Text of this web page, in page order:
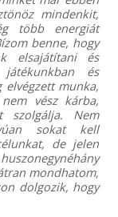
mindenkit,
több energiát
benne, hogy
elsajátítani és
játékunkban és
munka,
vész kárba,
szolgálja. Nem
sokat kell
de jelen
mondhatom,
dolgozik, hogy